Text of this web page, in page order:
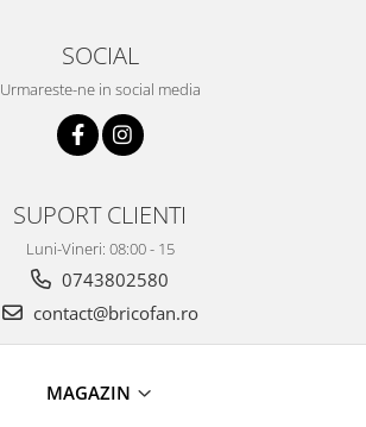
SOCIAL
Urmareste-ne in social media
SUPORT CLIENTI
Luni-Vineri: 08:00 - 15
0743802580
contact@bricofan.ro
MAGAZIN